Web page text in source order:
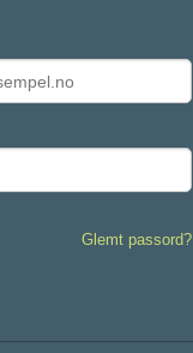
Glemt passord?